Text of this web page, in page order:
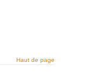
Haut de page